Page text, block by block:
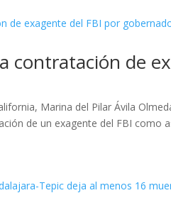
contratación de
Marina del Pilar Ávila
de un exagente del FBI como